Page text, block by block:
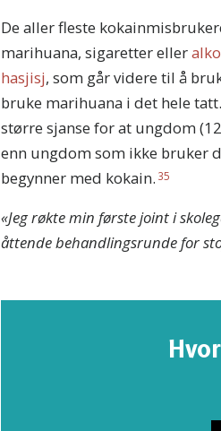
De aller fleste
marihuana, sigaretter eller
hasjisj, som går videre til å
bruke marihuana i det hele
større sjanse for at ungdom
enn ungdom som ikke bruker
begynner med kokain. 35
«Jegrøkte min første joint i
åttende behandlingsrunde for